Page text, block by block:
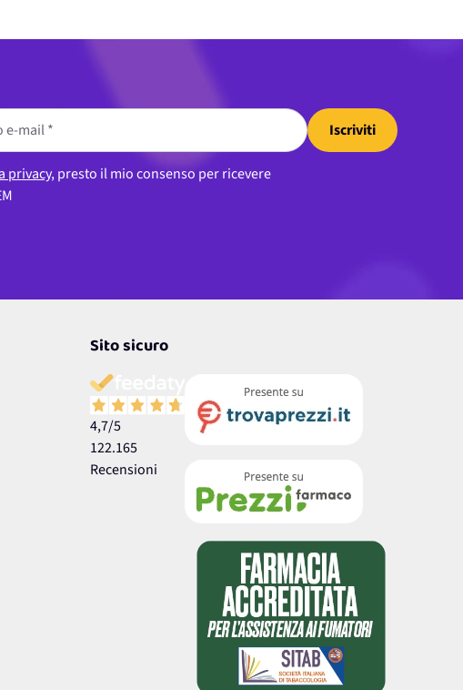
Iscriviti
privacy, presto il mio consenso per ricevere
Sito sicuro
4,7/5
122.165
Recensioni